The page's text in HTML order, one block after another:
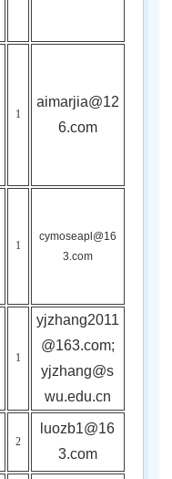
1
aimarjia@12
6.com
1
cymoseapl@16
3.com
1
yjzhang2011
@163.com;
yjzhang@s
wu.edu.cn
2
luozb1@16
3.com